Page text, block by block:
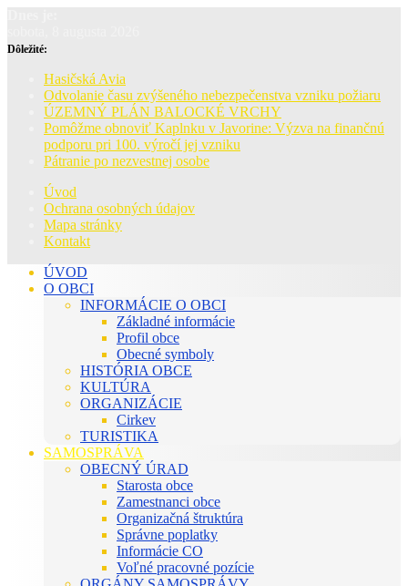
Dôležité:
Hasičská Avia
Odvolanie času zvýšeného nebezpečenstva vzniku požiaru
ÚZEMNÝ PLÁN BALOCKÉ VRCHY
Pomôžme obnoviť Kaplnku v Javorine: Výzva na finančnú
podporu pri 100. výročí jej vzniku
Pátranie po nezvestnej osobe
Úvod
Ochrana osobných údajov
Mapa stránky
Kontakt
ÚVOD
O OBCI
INFORMÁCIE O OBCI
Základné informácie
Profil obce
Obecné symboly
HISTÓRIA OBCE
KULTÚRA
ORGANIZÁCIE
Cirkev
TURISTIKA
SAMOSPRÁVA
OBECNÝ ÚRAD
Starosta obce
Zamestnanci obce
Organizačná štruktúra
Správne poplatky
Informácie CO
Voľné pracovné pozície